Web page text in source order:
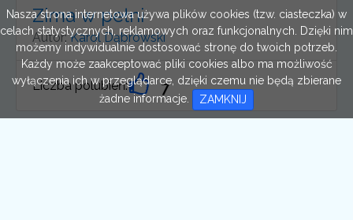
Zima w pełni
Autor:Karol Dąbrowski
Liczba polubień: 7
Nasza strona internetowa używa plików cookies (tzw. ciasteczka) w
celach statystycznych, reklamowych oraz funkcjonalnych. Dzięki nim
możemy indywidualnie dostosować stronę do twoich potrzeb.
Każdy może zaakceptować pliki cookies albo ma możliwość
wyłączenia ich w przeglądarce, dzięki czemu nie będą zbierane
żadne informacje.
ZAMKNIJ